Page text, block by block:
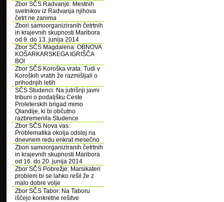
Zbor SČS Radvanje: Mestnih
svetnikov iz Radvanja njihova
četrt ne zanima
Zbori samoorganiziranih četrtnih
in krajevnih skupnosti Maribora
od 9. do 13. junija 2014
Zbor SČS Magdalena: OBNOVA
KOŠARKARSKEGA IGRIŠČA
BO!
Zbor SČS Koroška vrata: Tudi v
Koroških vratih že razmišljali o
prihodnjih letih
SČS Studenci: Na jutrišnji javni
tribuni o podaljšku Ceste
Proleterskih brigad mimo
Qlandije, ki bi občutno
razbremenila Studence
Zbor SČS Nova vas:
Problematika okolja odslej na
dnevnem redu enkrat mesečno
Zbori samoorganiziranih četrtnih
in krajevnih skupnosti Maribora
od 16. do 20. junija 2014
Zbor SČS Pobrežje: Marsikateri
problem bi se lahko rešil že z
malo dobre volje
Zbor SČS Tabor: Na Taboru
iščejo konkretne rešitve